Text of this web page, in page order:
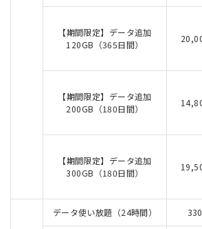
【期間限定】データ追加
120GB（365日間）
【期間限定】データ追加
200GB（180日間）
【期間限定】データ追加
300GB（180日間）
データ使い放題（24時間）